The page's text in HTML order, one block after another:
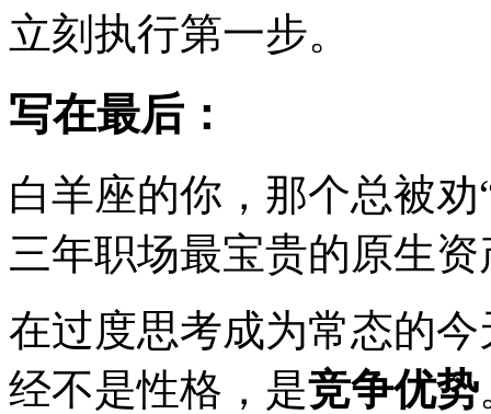
立刻执行第一步。
写在最后：
白羊座的你，那个总被
三年职场最宝贵的原生资
在过度思考成为常态的今
经不是性格，是竞争优势